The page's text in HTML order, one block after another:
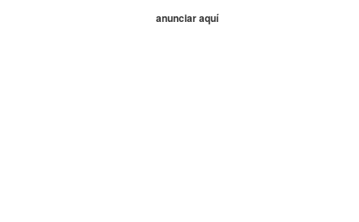
anunciar aquí